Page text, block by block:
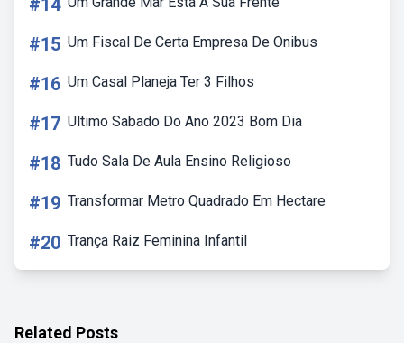
#14
#15 Um Fiscal De Certa Empresa De Onibus
#16 Um Casal Planeja Ter 3 Filhos
#17 Ultimo Sabado Do Ano 2023 Bom Dia
#18 Tudo Sala De Aula Ensino Religioso
#19 Transformar Metro Quadrado Em Hectare
#20 Trança Raiz Feminina Infantil
Related Posts